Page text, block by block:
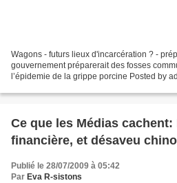
Wagons - futurs lieux d'incarcération ? -
gouvernement préparerait des fosses
l’épidemie de la grippe porcine Posted by
Ce que les Médias
financière, et désaveu
Publié le 28/07/2009 à 05:42
Par Eva R-sistons